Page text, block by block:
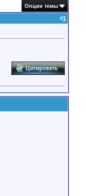
Опции темы
#1